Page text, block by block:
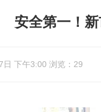
安全第一！
下午3:00 浏览：29